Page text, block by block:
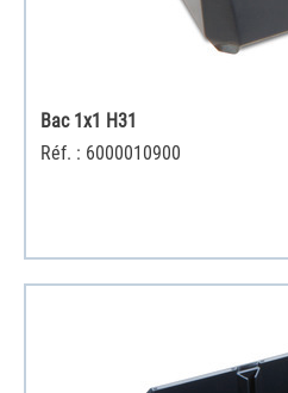
Bac 1x1 H31
Réf. : 6000010900